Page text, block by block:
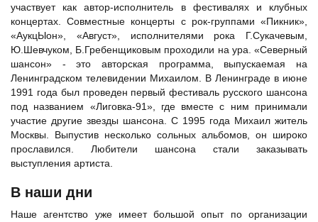
участвует как автор-исполнитель в фестивалях и клубных
концертах. Совместные концерты с рок-группами «Пикник»
«АукцЫон» , «Август», исполнителями рока Г.Сукачевым
Ю.Шевчуком , Б.Гребенщиковым проходили на ура. «Северный
шансон» - это авторская программа, выпускаемая на
Ленинградском телевидении Михаилом. В Ленинграде в июне
1991 года был проведен первый фестиваль русского шансона
под названием «Лиговка-91», где вместе с ним принимали
участие другие звезды шансона. С 1995 года Михаил житель
Москвы. Выпустив несколько сольных альбомов, он широко
прославился. Любители шансона стали заказывать
выступления артиста.
В наши дни
Наше агентство уже имеет большой опыт по организации